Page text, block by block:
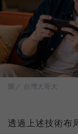
圖／ 台灣大哥大
透過上述技術布